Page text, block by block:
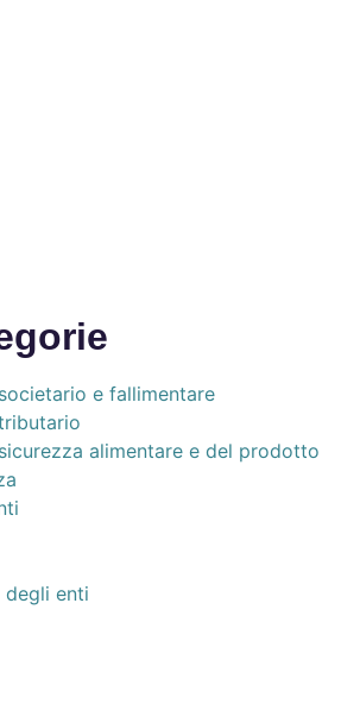
e fallimentare
alimentare e del prodotto
degli enti